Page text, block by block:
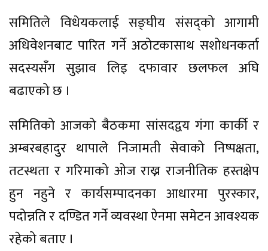
समितिले विधेयकलाई सङ्घीय संसद्को आगामी
अधिवेशनबाट पारित गर्ने अठोटकासाथ सशोधनकर्ता
सदस्यसँग सुझाव लिइ दफावार छलफल अघि
बढाएको छ ।
समितिको आजको बैठकमा सांसदद्वय गंगा कार्की र
अम्बरबहादुुर थापाले निजामती सेवाको निष्पक्षता,
तटस्थता र गरिमाको ओज राख्न राजनीतिक हस्तक्षेप
हुन नहुने र कार्यसम्पादनका आधारमा पुरस्कार,
पदोन्नति र दण्डित गर्ने व्यवस्था ऐनमा समेटन आवश्यक
रहेको बताए ।